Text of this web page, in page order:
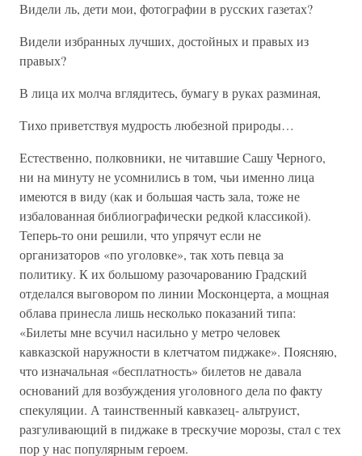
Видели ль, дети мои, фотографии в русских газетах?
Видели избранных лучших, достойных и правых из
правых?
В лица их молча вглядитесь, бумагу в руках разминая,
Тихо приветствуя мудрость любезной природы…
Естественно, полковники, не читавшие Сашу Черного,
ни на минуту не усомнились в том, чьи именно лица
имеются в виду (как и большая часть зала, тоже не
избалованная библиографически редкой классикой).
Теперь-то они решили, что упрячут если не
организаторов «по уголовке», так хоть певца за
политику. К их большому разочарованию Градский
отделался выговором по линии Москонцерта, а мощная
облава принесла лишь несколько показаний типа:
«Билеты мне всучил насильно у метро человек
кавказской наружности в клетчатом пиджаке». Поясняю,
что изначальная «бесплатность» билетов не давала
оснований для возбуждения уголовного дела по факту
спекуляции. А таинственный кавказец- альтруист,
разгуливающий в пиджаке в трескучие морозы, стал с тех
пор у нас популярным героем.